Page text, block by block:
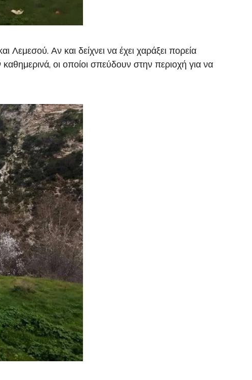
Αν και δείχνει να έχει χαράξει πορεία
οι οποίοι σπεύδουν στην περιοχή για να